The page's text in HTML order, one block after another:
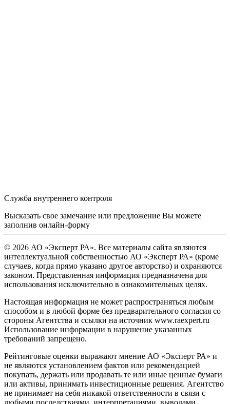
Служба внутреннего контроля
Высказать свое замечание или предложение Вы можете
заполнив онлайн-форму
© 2026 АО «Эксперт РА». Все материалы сайта являются
интеллектуальной собственностью АО «Эксперт РА» (кроме
случаев, когда прямо указано другое авторство) и охраняются
законом. Представленная информация предназначена для
использования исключительно в ознакомительных целях.
Настоящая информация не может распространяться любым
способом и в любой форме без предварительного согласия со
стороны Агентства и ссылки на источник www.raexpert.ru
Использование информации в нарушение указанных
требований запрещено.
Рейтинговые оценки выражают мнение АО «Эксперт РА» и
не являются установлением фактов или рекомендацией
покупать, держать или продавать те или иные ценные бумаги
или активы, принимать инвестиционные решения. Агентство
не принимает на себя никакой ответственности в связи с